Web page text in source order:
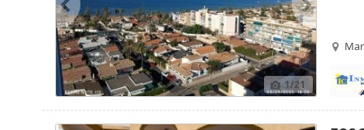
1/21